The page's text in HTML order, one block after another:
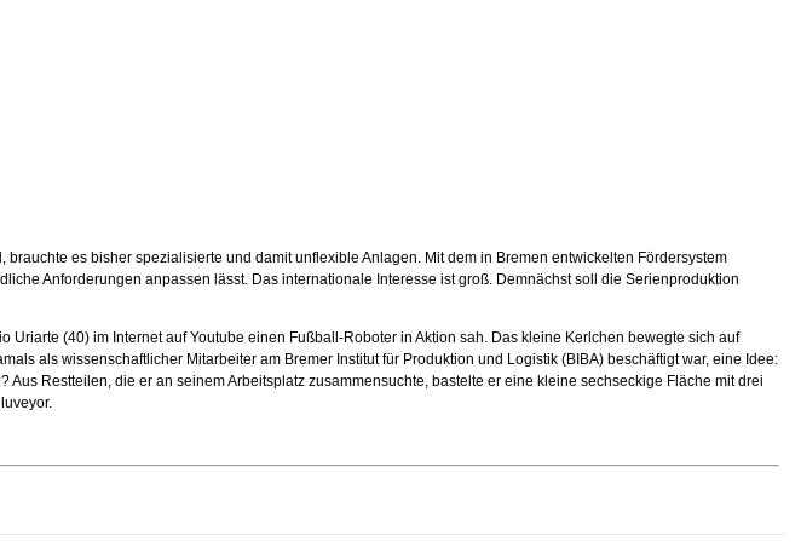
es bisher spezialisierte und damit unflexible Anlagen. Mit dem in Bremen entwickelten Fördersystem
Anforderungen anpassen lässt. Das internationale Interesse ist groß. Demnächst soll die Serienproduktion
(40) im Internet auf Youtube einen Fußball-Roboter in Aktion sah. Das kleine Kerlchen bewegte sich auf
als wissenschaftlicher Mitarbeiter am Bremer Institut für Produktion und Logistik (BIBA) beschäftigt war, eine Idee:
Restteilen, die er an seinem Arbeitsplatz zusammensuchte, bastelte er eine kleine sechseckige Fläche mit drei